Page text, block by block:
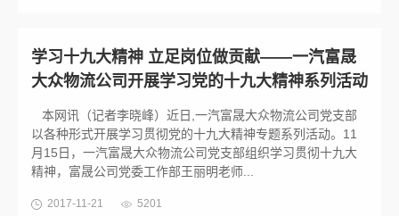
学习十九大精神 立足岗位做贡献——一汽富晟
大众物流公司开展学习党的十九大精神系列活动
本网讯（记者李晓峰）近日,一汽富晟大众物流公司党支部
以各种形式开展学习贯彻党的十九大精神专题系列活动。11
月15日，一汽富晟大众物流公司党支部组织学习贯彻十九大
精神，富晟公司党委工作部王丽明老师...
2017-11-21 5201